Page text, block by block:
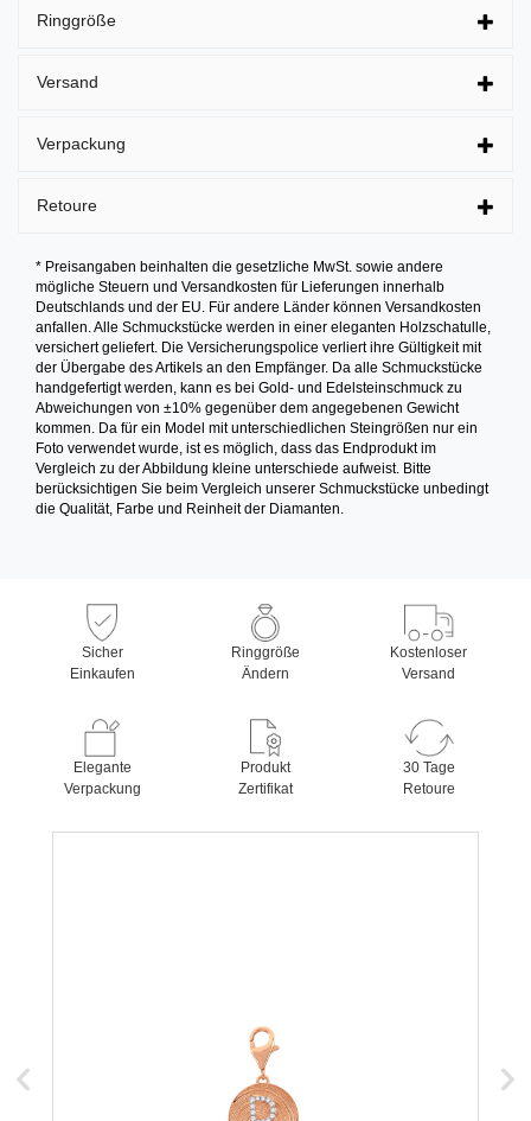
Ringgröße
Versand
Verpackung
Retoure
* Preisangaben beinhalten die gesetzliche MwSt. sowie andere
mögliche Steuern und Versandkosten für Lieferungen innerhalb
Deutschlands und der EU. Für andere Länder können Versandkosten
anfallen. Alle Schmuckstücke werden in einer eleganten Holzschatulle,
versichert geliefert. Die Versicherungspolice verliert ihre Gültigkeit mit
der Übergabe des Artikels an den Empfänger. Da alle Schmuckstücke
handgefertigt werden, kann es bei Gold- und Edelsteinschmuck zu
Abweichungen von ±10% gegenüber dem angegebenen Gewicht
kommen. Da für ein Model mit unterschiedlichen Steingrößen nur ein
Foto verwendet wurde, ist es möglich, dass das Endprodukt im
Vergleich zu der Abbildung kleine unterschiede aufweist. Bitte
berücksichtigen Sie beim Vergleich unserer Schmuckstücke unbedingt
die Qualität, Farbe und Reinheit der Diamanten.
Sicher
Einkaufen
Ringgröße
Ändern
Kostenloser
Versand
Elegante
Verpackung
Produkt
Zertifikat
30 Tage
Retoure